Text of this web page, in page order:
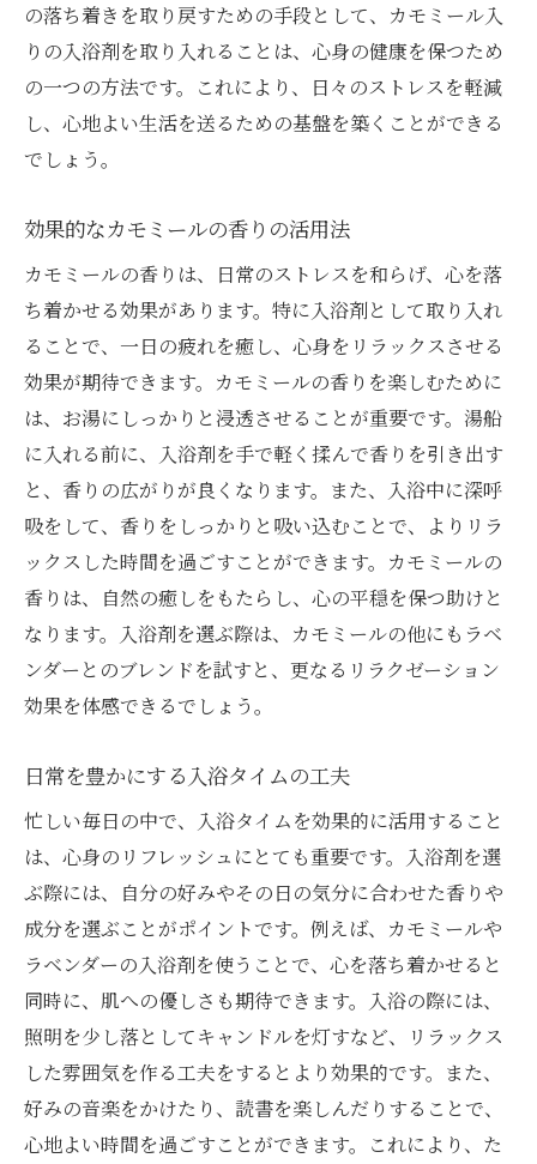
の落ち着きを取り戻すための手段として、カモミール入
りの入浴剤を取り入れることは、心身の健康を保つため
の一つの方法です。これにより、日々のストレスを軽減
し、心地よい生活を送るための基盤を築くことができる
でしょう。
効果的なカモミールの香りの活用法
カモミールの香りは、日常のストレスを和らげ、心を落
ち着かせる効果があります。特に入浴剤として取り入れ
ることで、一日の疲れを癒し、心身をリラックスさせる
効果が期待できます。カモミールの香りを楽しむために
は、お湯にしっかりと浸透させることが重要です。湯船
に入れる前に、入浴剤を手で軽く揉んで香りを引き出す
と、香りの広がりが良くなります。また、入浴中に深呼
吸をして、香りをしっかりと吸い込むことで、よりリラ
ックスした時間を過ごすことができます。カモミールの
香りは、自然の癒しをもたらし、心の平穏を保つ助けと
なります。入浴剤を選ぶ際は、カモミールの他にもラベ
ンダーとのブレンドを試すと、更なるリラクゼーション
効果を体感できるでしょう。
日常を豊かにする入浴タイムの工夫
忙しい毎日の中で、入浴タイムを効果的に活用すること
は、心身のリフレッシュにとても重要です。入浴剤を選
ぶ際には、自分の好みやその日の気分に合わせた香りや
成分を選ぶことがポイントです。例えば、カモミールや
ラベンダーの入浴剤を使うことで、心を落ち着かせると
同時に、肌への優しさも期待できます。入浴の際には、
照明を少し落としてキャンドルを灯すなど、リラックス
した雰囲気を作る工夫をするとより効果的です。また、
好みの音楽をかけたり、読書を楽しんだりすることで、
心地よい時間を過ごすことができます。これにより、た